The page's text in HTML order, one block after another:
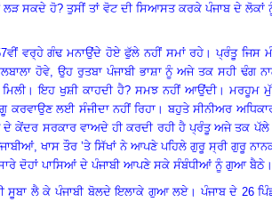
ਲੜ ਸਕਦੇ ਹੋ? ਤੁਸੀਂ ਤਾਂ ਵੋਟ ਦੀ ਸਿਆਸਤ ਕਰਕੇ ਪੰਜਾਬ ਦੇ ਲੋਕਾਂ
ਵੀਂ ਵਰ੍ਹੇ ਗੰਢ ਮਨਾਉਂਦੇ ਹੋਏ ਫੁੱਲੇ ਨਹੀਂ ਸਮਾਂ ਰਹੇ। ਪ੍ਰੰਤੂ ਜਿਸ
ਹੋਵੇ, ਉਹ ਰੁਤਬਾ ਪੰਜਾਬੀ ਭਾਸ਼ਾ ਨੂੰ ਅਜੇ ਤਕ ਸਹੀ ਢੰਗ
ਮਿਲੀ।ਇਹ ਖੁਸ਼ੀ ਕਾਹਦੀ ਹੈ? ਸਮਝ ਨਹੀਂ ਆਉਂਦੀ। ਮਰਹੂਮ
ਕਰਵਾਉਣ ਲਈ ਸੰਜੀਦਾ ਨਹੀਂ ਰਿਹਾ । ਬਹੁਤੇ ਸੀਨੀਅਰ
ਦੇ ਕੇਂਦਰ ਸਰਕਾਰ ਵਾਅਦੇ ਹੀ ਕਰਦੀ ਰਹੀ ਹੈ ਪ੍ਰੰਤੂ ਅਜੇ ਤਕ ਪੱਲੇ
, ਖਾਸ ਤੌਰ’ਤੇ ਸਿੱਖਾਂ ਨੇ ਆਪਣੇ ਪਹਿਲੇ ਗੁਰੂ ਸ੍ਰੀ ਗੁਰੂ
ਦੋਹਾਂ ਪਾਸਿਆਂ ਦੇ ਪੰਜਾਬੀ ਆਪਣੇ ਸਕੇ ਸੰਬੰਧੀਆਂ ਨੂੰ ਗੁਆ ਬੈਠੇ ।
ਸੂਬਾ ਲੈ ਕੇ ਪੰਜਾਬੀ ਬੋਲਦੇ ਇਲਾਕੇ ਗੁਆ ਲਏ । ਪੰਜਾਬ ਦੇ 26